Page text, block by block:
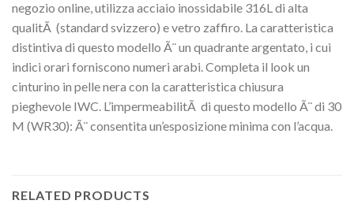
negozio online, utilizza acciaio inossidabile 316L di alta
qualitÃ (standard svizzero) e vetro zaffiro. La caratteristica
distintiva di questo modello Ã¨ un quadrante argentato, i cui
indici orari forniscono numeri arabi. Completa il look un
cinturino in pelle nera con la caratteristica chiusura
pieghevole IWC. L’impermeabilitÃ di questo modello Ã¨ di 30
M (WR30): Ã¨ consentita un’esposizione minima con l’acqua.
RELATED PRODUCTS